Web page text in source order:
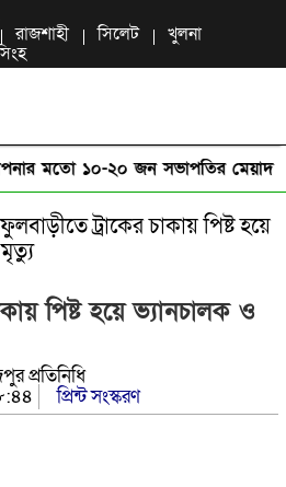
রাজশাহী সিলেট
খুলনা
মতো ১০-২০ জন সভাপতির মেয়াদ
ফুলবাড়ীতে ট্রাকের চাকায় পিষ্ট হয়ে
পিষ্ট হয়ে ভ্যানচালক ও
প্রতিনিধি
প্রিন্ট সংস্করণ